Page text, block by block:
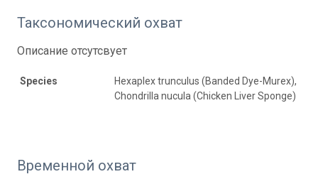
Таксономический охват
Описание отсутсвует
Species
Hexaplex trunculus (Banded Dye-Murex),
Chondrilla nucula (Chicken Liver Sponge)
Временной охват